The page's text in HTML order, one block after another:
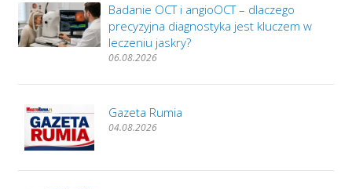
Badanie OCT i angioOCT – dlaczego
precyzyjna diagnostyka jest kluczem w
leczeniu jaskry?
06.08.2026
Gazeta Rumia
04.08.2026